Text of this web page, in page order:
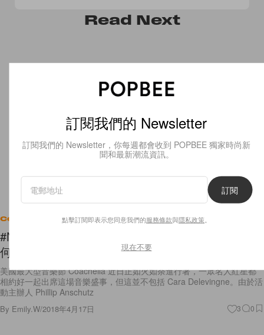
Read Next
Celebrities
#NoChella：Cara Delevingne 杯葛 Coachella，為
何卻反被網民批評「偽君子」？
美國最大型音樂節 Coachella 近日正如火如荼進行著，一眾名人紅星都
相約好一起出席這場音樂盛事，但這並不包括 Cara Delevingne。由於活
動主辦人 Phillip Anschutz
By Emily.W/2018年4月17日 3 0
訂閱我們的 Newsletter
訂閱我們的 Newsletter，你每週都會收到 POPBEE 獨家時尚新
聞和最新潮流資訊。
訂閱
點擊訂閱即表示您同意我們的服務條款與隱私政策
現在不要